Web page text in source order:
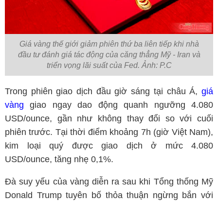
Giá vàng thế giới giảm phiên thứ ba liên tiếp khi nhà
đầu tư đánh giá tác động của căng thẳng Mỹ - Iran và
triển vọng lãi suất của Fed. Ảnh: P.C
Trong phiên giao dịch đầu giờ sáng tại châu Á, giá
vàng giao ngay dao động quanh ngưỡng 4.080
USD/ounce, gần như không thay đổi so với cuối
phiên trước. Tại thời điểm khoảng 7h (giờ Việt Nam),
kim loại quý được giao dịch ở mức 4.080
USD/ounce, tăng nhẹ 0,1%.
Đà suy yếu của vàng diễn ra sau khi Tổng thống Mỹ
Donald Trump tuyên bố thỏa thuận ngừng bắn với